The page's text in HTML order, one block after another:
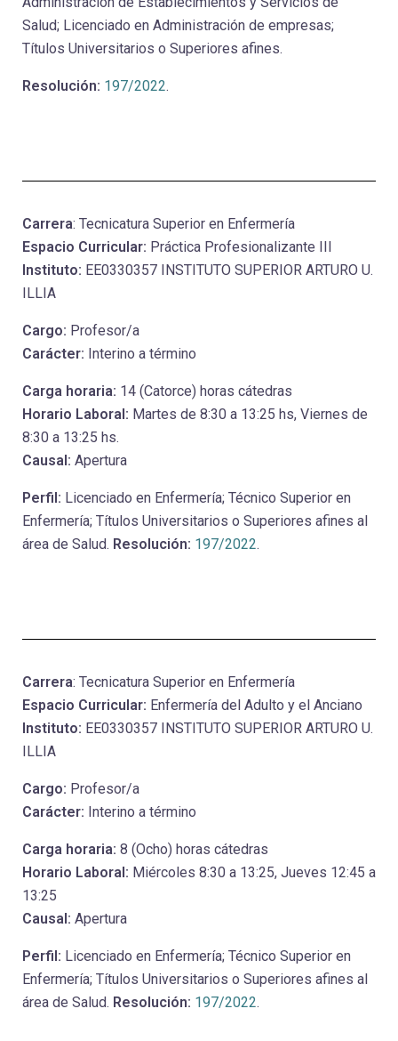
Salud; Licenciado en Administración de empresas;
Títulos Universitarios o Superiores afines.
Resolución: 197/2022.
Carrera: Tecnicatura Superior en Enfermería
Espacio Curricular: Práctica Profesionalizante III
Instituto: EE0330357 INSTITUTO SUPERIOR ARTURO U.
ILLIA
Cargo: Profesor/a
Carácter: Interino a término
Carga horaria: 14 (Catorce) horas cátedras
Horario Laboral: Martes de 8:30 a 13:25 hs, Viernes de
8:30 a 13:25 hs.
Causal: Apertura
Perfil: Licenciado en Enfermería; Técnico Superior en
Enfermería; Títulos Universitarios o Superiores afines al
área de Salud. Resolución: 197/2022.
Carrera: Tecnicatura Superior en Enfermería
Espacio Curricular: Enfermería del Adulto y el Anciano
Instituto: EE0330357 INSTITUTO SUPERIOR ARTURO U.
ILLIA
Cargo: Profesor/a
Carácter: Interino a término
Carga horaria: 8 (Ocho) horas cátedras
Horario Laboral: Miércoles 8:30 a 13:25, Jueves 12:45 a
13:25
Causal: Apertura
Perfil: Licenciado en Enfermería; Técnico Superior en
Enfermería; Títulos Universitarios o Superiores afines al
área de Salud. Resolución: 197/2022.